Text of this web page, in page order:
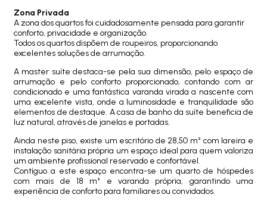
Zona Privada
A zona dos quartos foi cuidadosamente pensada para garantir
conforto, privacidade e organização.
Todos os quartos dispõem de roupeiros, proporcionando
excelentes soluções de arrumação.
A master suíte destaca-se pela sua dimensão, pelo espaço de
arrumação e pelo conforto proporcionado, contando com ar
condicionado e uma fantástica varanda virada a nascente com
uma excelente vista, onde a luminosidade e tranquilidade são
elementos de destaque. A casa de banho da suíte beneficia de
luz natural, através de janelas e portadas.
Ainda neste piso, existe um escritório de 28,50 m² com lareira e
instalação sanitária própria um espaço ideal para quem valoriza
um ambiente profissional reservado e confortável.
Contíguo a este espaço encontra-se um quarto de hóspedes
com mais de 18 m² e varanda própria, garantindo uma
experiência de conforto para familiares ou convidados.